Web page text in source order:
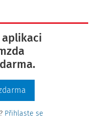
Přihlaste se